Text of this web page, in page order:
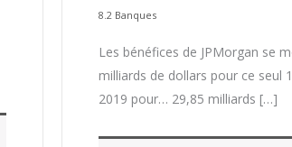
8.2 Banques
Les bénéfices de JPMorgan se
milliards de dollars pour ce seul
2019 pour… 29,85 milliards […]